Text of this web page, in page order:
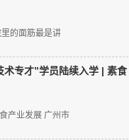
的面筋最是讲
术专才”学员陆续入学 | 素食
产业发展 广州市